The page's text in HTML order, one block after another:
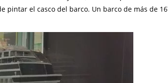
pintar el casco del barco. Un barco de más de